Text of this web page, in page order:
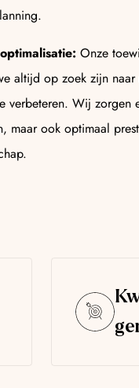
Onze
altijd op zoek zijn
verbeteren. Wij
maar ook optimaal